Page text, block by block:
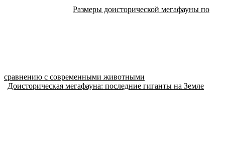
Размеры доисторической мегафауны по
сравнению с современными животными
Доисторическая мегафауна: последние гиганты на Земле